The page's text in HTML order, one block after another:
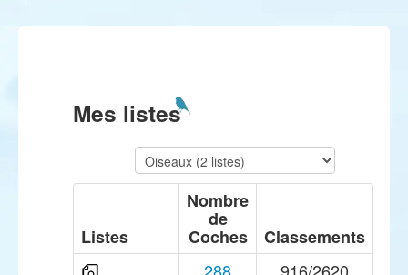
Mes listes
Listes
Nombre
de
Coches Classements